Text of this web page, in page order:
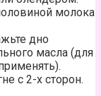
молока
дно
масла (для
с 2-х сторон.